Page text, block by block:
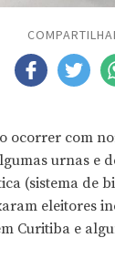
ocorrer com
urnas e
(sistema de
eleitores
Curitiba e